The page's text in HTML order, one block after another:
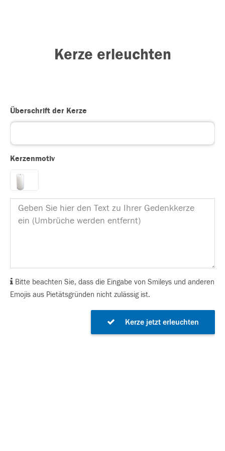
Kerze erleuchten
Überschrift der Kerze
Kerzenmotiv
Bitte beachten Sie, dass die Eingabe von Smileys und anderen
Emojis aus Pietätsgründen nicht zulässig ist.
Kerze jetzt erleuchten